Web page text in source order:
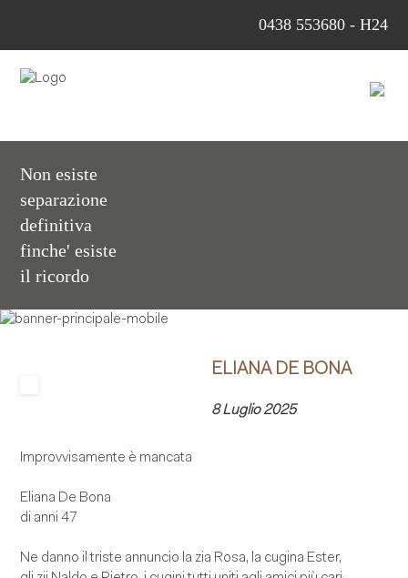
0438 553680 - H24
Non esiste
separazione
definitiva
finche' esiste
il ricordo
ELIANA DE BONA
8 Luglio 2025
Improvvisamente è mancata
Eliana De Bona
di anni 47
Ne danno il triste annuncio la zia Rosa, la cugina Ester,